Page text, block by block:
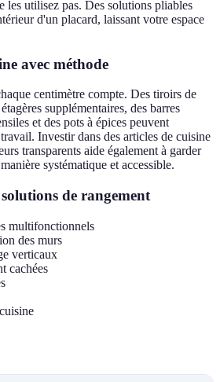
les utilisez pas. Des solutions pliables
d'un placard, laissant votre espace
avec méthode
centimètre compte. Des tiroirs de
supplémentaires, des barres
et des pots à épices peuvent
Investir dans des articles de cuisine
transparents aide également à garder
systématique et accessible.
de rangement
multifonctionnels
des murs
verticaux
cachées